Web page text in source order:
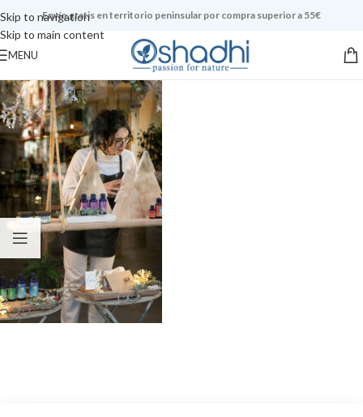
Skip to navigation
Skip to main content
Envío gratis en territorio peninsular por compra superior a 55€
MENU